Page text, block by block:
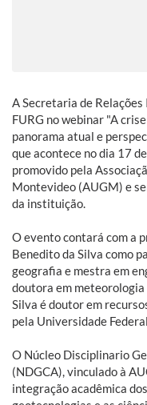
A Secretaria de
FURG no webinar "A
panorama atual e
que acontece no dia 17
promovido pela
Montevideo (AUGM) e
da instituição.
O evento contará com a
Benedito da Silva como
geografia e mestra em
doutora em meteorologia
Silva é doutor em
pela Universidade
O Núcleo Disciplinario
(NDGCA), vinculado à
integração acadêmica